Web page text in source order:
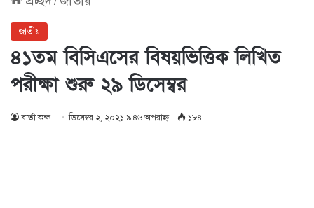
জাতীয়
৪১তম বিসিএসের বিষয়ভিত্তিক লিখিত
পরীক্ষা শুরু ২৯ ডিসেম্বর
বার্তা কক্ষ ডিসেম্বর ২, ২০২১ ৯:৪৬ অপরাহ্ণ ১৮৪